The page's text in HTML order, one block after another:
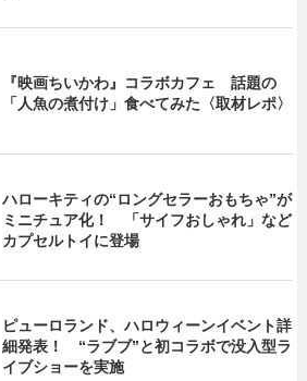
『映画ちいかわ』コラボカフェ 話題の
「人魚の煮付け」食べてみた〈取材レポ〉
ハローキティの“ロングセラーおもちゃ”が
ミニチュア化！ 「サイフおしゃれ」など
カプセルトイに登場
ピューロランド、ハロウィーンイベント詳
細発表！ “ラブブ”と初コラボで没入型ラ
イブショーを実施